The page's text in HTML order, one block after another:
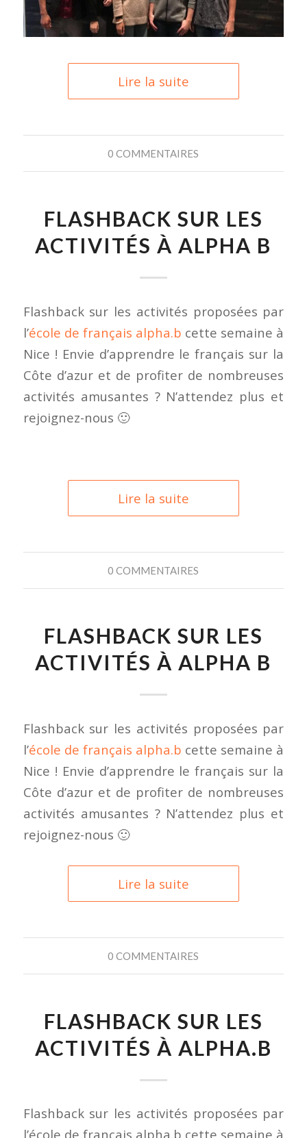
Lire la suite
0 COMMENTAIRES
FLASHBACK SUR LES
ACTIVITÉS À ALPHA B
Flashback sur les activités proposées par
l’école de français alpha.b cette semaine à
Nice ! Envie d’apprendre le français sur la
Côte d’azur et de profiter de nombreuses
activités amusantes ? N’attendez plus et
rejoignez-nous 🙂
Lire la suite
0 COMMENTAIRES
FLASHBACK SUR LES
ACTIVITÉS À ALPHA B
Flashback sur les activités proposées par
l’école de français alpha.b cette semaine à
Nice ! Envie d’apprendre le français sur la
Côte d’azur et de profiter de nombreuses
activités amusantes ? N’attendez plus et
rejoignez-nous 🙂
Lire la suite
0 COMMENTAIRES
FLASHBACK SUR LES
ACTIVITÉS À ALPHA.B
Flashback sur les activités proposées par
l’école de français alpha.b cette semaine à